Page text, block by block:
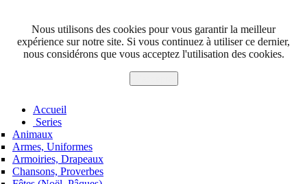
Nous utilisons des cookies pour vous garantir la meilleur
expérience sur notre site. Si vous continuez à utiliser ce dernier,
nous considérons que vous acceptez l'utilisation des cookies.
Accueil
Series
Animaux
Armes, Uniformes
Armoiries, Drapeaux
Chansons, Proverbes